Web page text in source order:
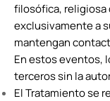
filosófica, religiosa
exclusivamente a
mantengan
En estos eventos,
terceros sin la
El Tratamiento se